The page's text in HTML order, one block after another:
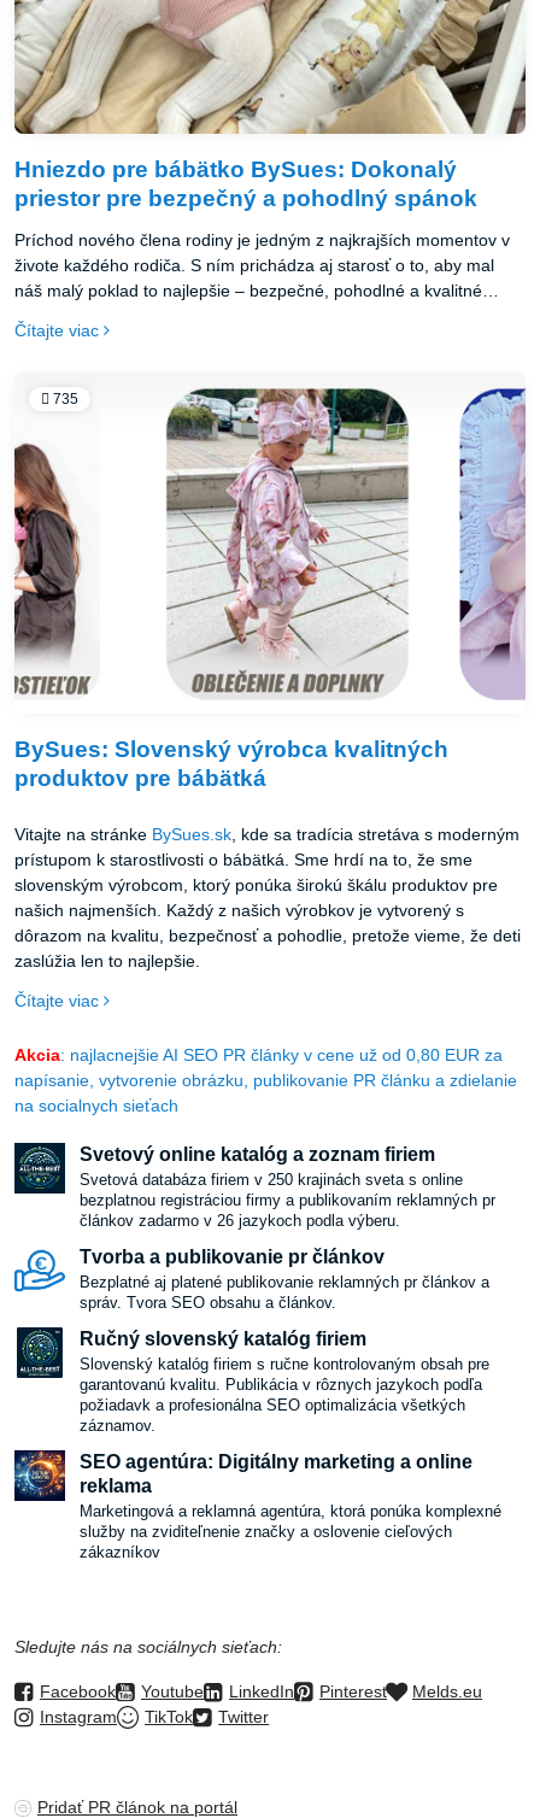
Hniezdo pre bábätko BySues: Dokonalý
priestor pre bezpečný a pohodlný spánok
Príchod nového člena rodiny je jedným z najkrajších momentov v
živote každého rodiča. S ním prichádza aj starosť o to, aby mal
náš malý poklad to najlepšie – bezpečné, pohodlné a kvalitné
prostredie pre svoj rast a vývoj. Jedným z najdôležitejších
aspektov starostlivosti o novorodenca je zabezpečenie kvalitného
Čítajte viac
735
BySues: Slovenský výrobca kvalitných
produktov pre bábätká
Vitajte na stránke BySues.sk , kde sa tradícia stretáva s moderným
prístupom k starostlivosti o bábätká. Sme hrdí na to, že sme
slovenským výrobcom, ktorý ponúka širokú škálu produktov pre
našich najmenších. Každý z našich výrobkov je vytvorený s
dôrazom na kvalitu, bezpečnosť a pohodlie, pretože vieme, že deti
zaslúžia len to najlepšie.
Čítajte viac
Akcia: najlacnejšie AI SEO PR články v cene už od 0,80 EUR za
napísanie, vytvorenie obrázku, publikovanie PR článku a zdielanie
na socialnych sieťach
Svetový online katalóg a zoznam firiem
Svetová databáza firiem v 250 krajinách sveta s online
bezplatnou registráciou firmy a publikovaním reklamných pr
článkov zadarmo v 26 jazykoch podla výberu.
Tvorba a publikovanie pr článkov
Bezplatné aj platené publikovanie reklamných pr článkov a
správ. Tvora SEO obsahu a článkov.
Ručný slovenský katalóg firiem
Slovenský katalóg firiem s ručne kontrolovaným obsah pre
garantovanú kvalitu. Publikácia v rôznych jazykoch podľa
požiadavk a profesionálna SEO optimalizácia všetkých
záznamov.
SEO agentúra: Digitálny marketing a online
reklama
Marketingová a reklamná agentúra, ktorá ponúka komplexné
služby na zviditeľnenie značky a oslovenie cieľových
zákazníkov
Sledujte nás na sociálnych sieťach:
Facebook Youtube LinkedIn Pinterest
Melds.eu
Instagram
TikTok Twitter
Pridať PR článok na portál